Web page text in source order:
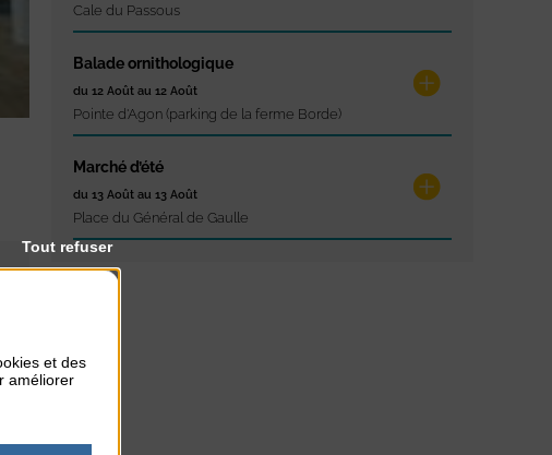
Cale du Passous
Balade ornithologique
du 12 Août au 12 Août
Pointe d'Agon (parking de la ferme Borde)
Marché d’été
du 13 Août au 13 Août
Place du Général de Gaulle
et des
améliorer
Tout refuser